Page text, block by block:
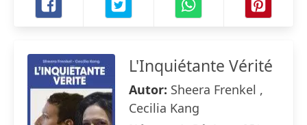
L'Inquiétante Vérité
Autor: Sheera Frenkel ,
Cecilia Kang